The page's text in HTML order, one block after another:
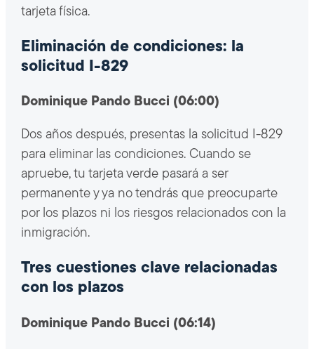
tarjeta física.
Eliminación de condiciones: la
solicitud I-829
Dominique Pando Bucci (06:00)
Dos años después, presentas la solicitud I-829
para eliminar las condiciones. Cuando se
apruebe, tu tarjeta verde pasará a ser
permanente y ya no tendrás que preocuparte
por los plazos ni los riesgos relacionados con la
inmigración.
Tres cuestiones clave relacionadas
con los plazos
Dominique Pando Bucci (06:14)